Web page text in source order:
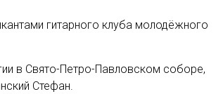
гитарного клуба молодёжного
в Свято-Петро-Павловском соборе,
Стефан.